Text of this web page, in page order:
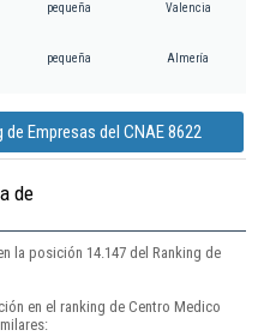
pequeña Valencia
pequeña Almería
de Empresas del CNAE 8622
de
la posición 14.147 del Ranking de
en el ranking de Centro Medico